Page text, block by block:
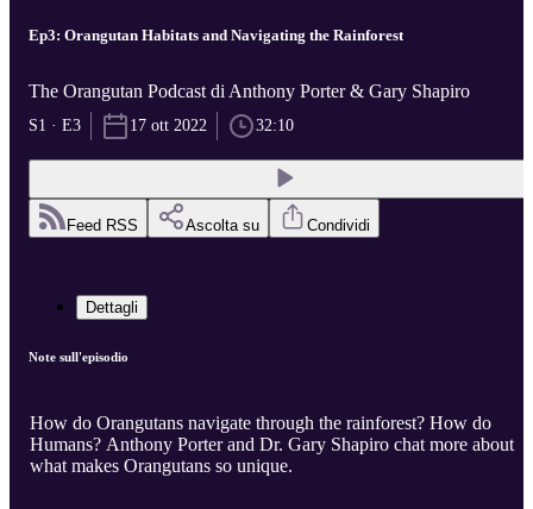
Ep3: Orangutan Habitats and Navigating the Rainforest
The Orangutan Podcast di Anthony Porter & Gary Shapiro
S1 · E3 17 ott 2022 32:10
Feed RSS Ascolta su Condividi
Dettagli
Note sull'episodio
How do Orangutans navigate through the rainforest? How do
Humans? Anthony Porter and Dr. Gary Shapiro chat more about
what makes Orangutans so unique.